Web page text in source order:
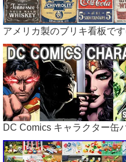
アメリカ製のブリキ看板で
DC Comics キャラクター缶